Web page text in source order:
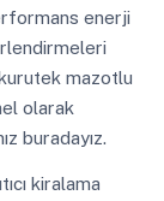
enerji
kurutek mazotlu
olarak
buradayız.
kiralama